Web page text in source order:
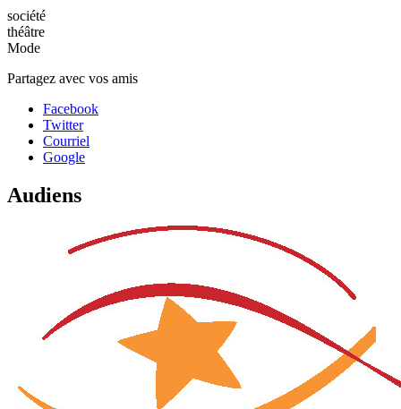
société
théâtre
Mode
Partagez avec vos amis
Facebook
Twitter
Courriel
Google
Audiens